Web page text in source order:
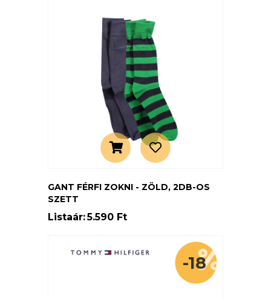
GANT FÉRFI ZOKNI - ZÖLD, 2DB-OS
SZETT
Listaár:5.590 Ft
-18